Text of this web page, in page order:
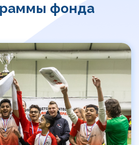
фонда